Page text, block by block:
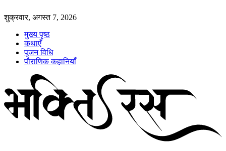
शुक्रवार, अगस्त 7, 2026
मुख्य पृष्ठ
कथाएँ
पूजन विधि
पौराणिक कहानियाँ